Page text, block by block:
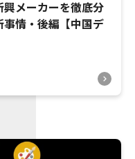
興メーカーを徹底分
事情・後編【中国デ